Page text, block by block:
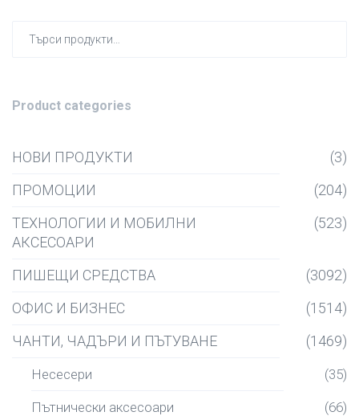
Product categories
НОВИ ПРОДУКТИ
(3)
ПРОМОЦИИ
(204)
ТЕХНОЛОГИИ И МОБИЛНИ
АКСЕСОАРИ
(523)
ПИШЕЩИ СРЕДСТВА
(3092)
ОФИС И БИЗНЕС
(1514)
ЧАНТИ, ЧАДЪРИ И ПЪТУВАНЕ
(1469)
Несесери (35)
Пътнически аксесоари (66)